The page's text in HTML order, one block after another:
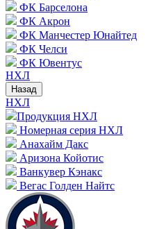
ФК Барселона
ФК Акрон
ФК Манчестер Юнайтед
ФК Челси
ФК Ювентус
НХЛ
Назад
НХЛ
Продукция НХЛ
Номерная серия НХЛ
Анахайм Дакс
Аризона Койотис
Ванкувер Кэнакс
Вегас Голден Найтс